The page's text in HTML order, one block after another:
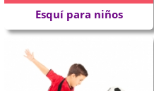
Esquí para niños